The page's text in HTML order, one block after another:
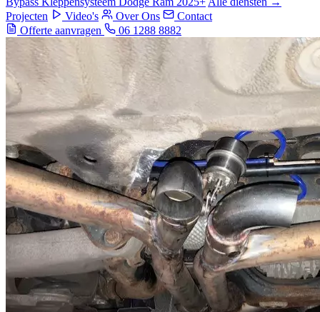
Projecten
Video's Over Ons
Contact
Offerte aanvragen
06 1288 8882